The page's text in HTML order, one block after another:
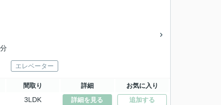
エレベーター
間取り 詳細 お気に入り
3LDK 詳細を見る 追加する